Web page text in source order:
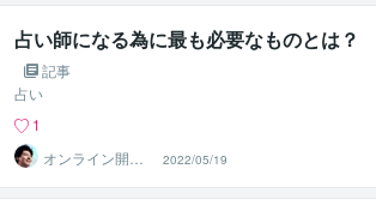
占い師になる為に最も必要なものとは？
記事
占い
1
オンライン開運
ビジネスアドバ
イザー＠志念
2022/05/19